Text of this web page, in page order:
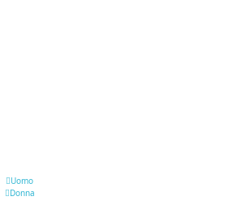
Uomo
Donna